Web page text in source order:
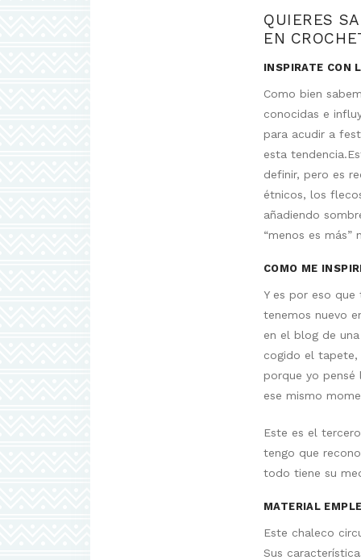
QUIERES
EN
INSPIRATE CON
Como bien
conocidas e
para acudir a
esta
definir, pero es
étnicos, los
añadiendo
“menos es
COMO ME
Y es por eso
tenemos nuevo
en el blog de
cogido el tapete,
porque yo pensé
ese mismo
Este es el
tengo que
todo tiene su
MATERIAL
Este chaleco
Sus